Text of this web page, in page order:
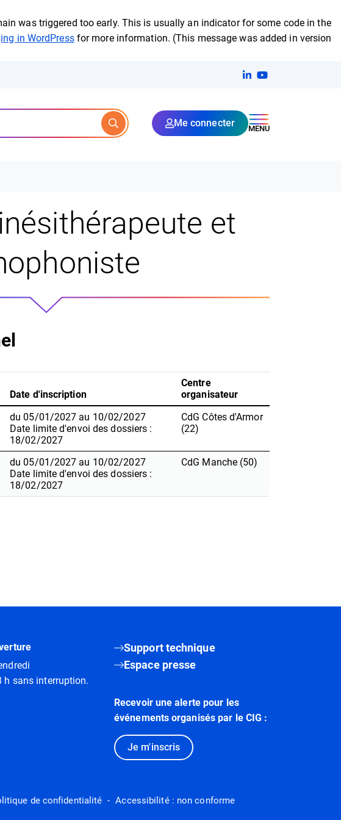
was triggered too early. This is usually an indicator for some code in the
in WordPressfor more information. (This message was added in version
Linkedin
(ouverture dans un
YouTube
(ouverture dans
Rechercher
Me connecter MENU
et
Date d'inscription
Centre
organisateur
du 05/01/2027 au 10/02/2027
Date limite d'envoi des dossiers :
18/02/2027
CdG Côtes d'Armor
(22)
du 05/01/2027 au 10/02/2027
Date limite d'envoi des dossiers :
18/02/2027
CdG Manche (50)
h sans interruption.
Support technique
Espace presse
Recevoir une alerte pour les
événements organisés par le CIG :
Je m'inscris
de confidentialité Accessibilité : non conforme